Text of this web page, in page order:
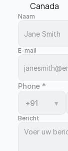
Canada
Naam
E-mail
Phone *
+91
▾
Bericht